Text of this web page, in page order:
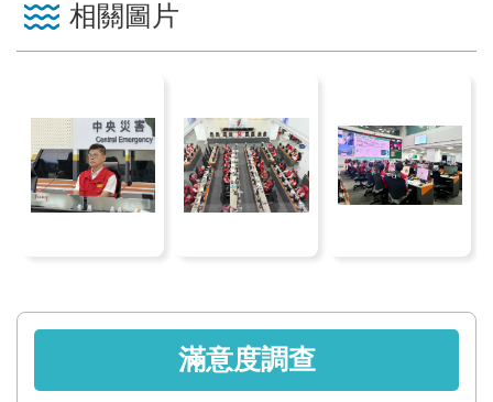
廉
臺
性
平
English
相關圖片
滿意度調查